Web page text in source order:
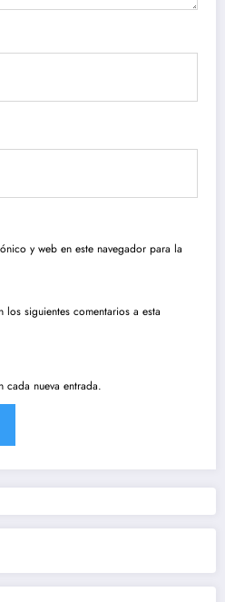
y web en este navegador para la
siguientes comentarios a esta
nueva entrada.